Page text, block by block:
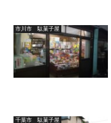
市川市 駄菓子屋
千葉市 駄菓子屋